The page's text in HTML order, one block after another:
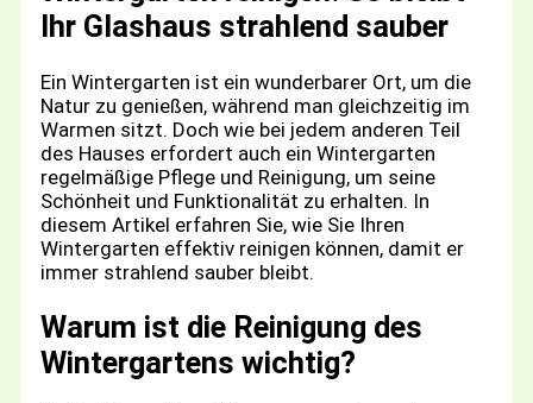
Ihr Glashaus strahlend sauber
Ein Wintergarten ist ein wunderbarer Ort, um die
Natur zu genießen, während man gleichzeitig im
Warmen sitzt. Doch wie bei jedem anderen Teil
des Hauses erfordert auch ein Wintergarten
regelmäßige Pflege und Reinigung, um seine
Schönheit und Funktionalität zu erhalten. In
diesem Artikel erfahren Sie, wie Sie Ihren
Wintergarten effektiv reinigen können, damit er
immer strahlend sauber bleibt.
Warum ist die Reinigung des
Wintergartens wichtig?